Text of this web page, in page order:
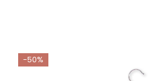
-50%